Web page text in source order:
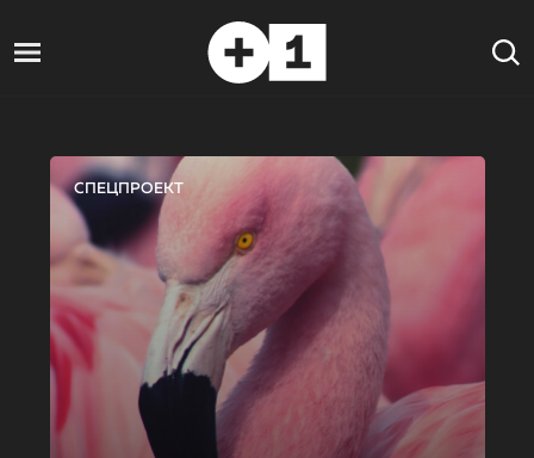
СПЕЦПРОЕКТ